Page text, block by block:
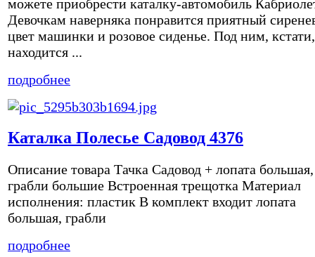
можете приобрести каталку-автомобиль
Девочкам наверняка понравится приятный
цвет машинки и розовое сиденье. Под ним, кстати,
находится ...
подробнее
Каталка Полесье Садовод 4376
Описание товара Тачка Садовод + лопата большая,
грабли большие Встроенная трещотка Материал
исполнения: пластик В комплект входит лопата
большая, грабли
подробнее